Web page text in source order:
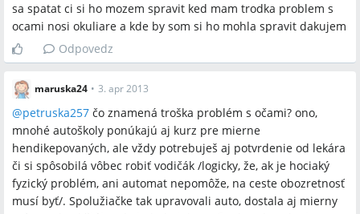
sa spatat ci si ho mozem spravit ked mam trodka problem s
ocami nosi okuliare a kde by som si ho mohla spravit dakujem
Odpovedz
maruska24 • 3. apr 2013
@petruska257 čo znamená troška problém s očami? ono,
mnohé autoškoly ponúkajú aj kurz pre mierne
hendikepovaných, ale vždy potrebuješ aj potvrdenie od lekára
či si spôsobilá vôbec robiť vodičák /logicky, že, ak je hociaký
fyzický problém, ani automat nepomôže, na ceste obozretnosť
musí byť/. Spolužiačke tak upravovali auto, dostala aj mierny